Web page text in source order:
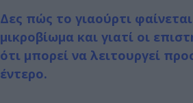
Δες πώς το γιαούρτι
μικροβίωμα και γιατί οι
ότι μπορεί να λειτουργεί
έντερο.